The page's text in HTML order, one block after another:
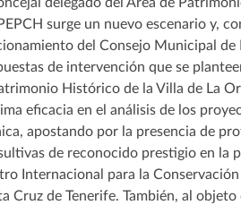
surge un nuevo escenario y,
del Consejo Municipal
de intervención que se
eficacia en el análisis de los
apostando por la presencia de
de reconocido prestigio en la
Internacional para la
Cruz de Tenerife. También, al